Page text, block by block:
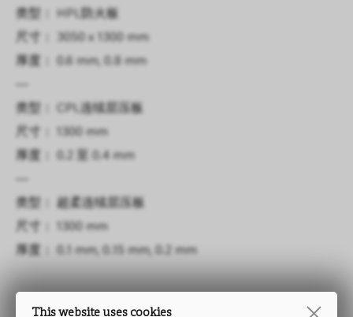
类型： HPL防火板
尺寸： 3050 x 1300 mm
厚度： 0.6 mm, 0.8 mm
—
类型： CPL连续层压板
尺寸： 1300 mm
厚度： 0.2 至 0.4 mm
—
类型： 超柔连续层压板
尺寸： 1300 mm
厚度： 0.1 mm, 0.15 mm, 0.2 mm
This website uses cookies